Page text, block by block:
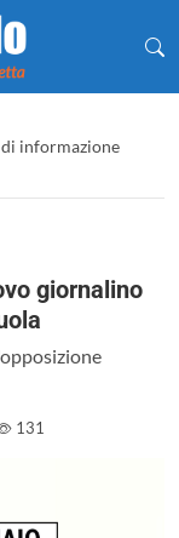
di informazione
giornalino
131